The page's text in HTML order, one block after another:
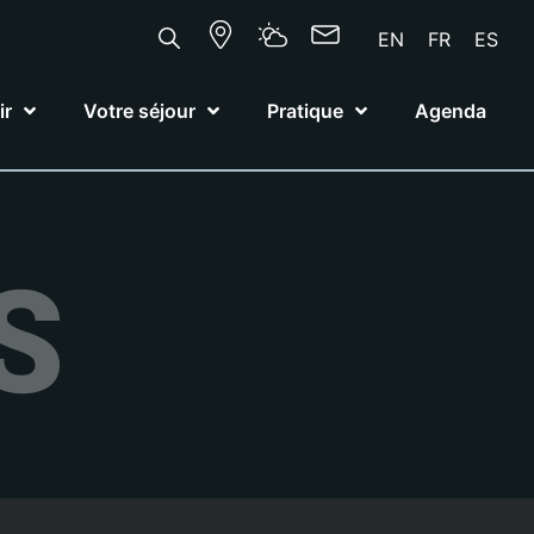
EN FR ES
Votre séjour Pratique Agenda